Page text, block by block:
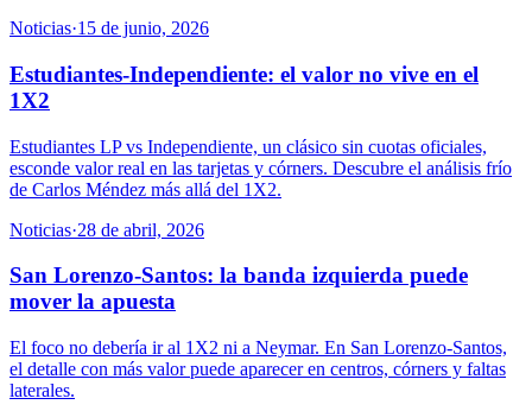
Noticias·15 de junio, 2026
Estudiantes-Independiente: el valor no vive en el
1X2
Estudiantes LP vs Independiente, un clásico sin cuotas oficiales,
esconde valor real en las tarjetas y córners. Descubre el análisis frío
de Carlos Méndez más allá del 1X2.
Noticias·28 de abril, 2026
San Lorenzo-Santos: la banda izquierda puede
mover la apuesta
El foco no debería ir al 1X2 ni a Neymar. En San Lorenzo-Santos,
el detalle con más valor puede aparecer en centros, córners y faltas
laterales.